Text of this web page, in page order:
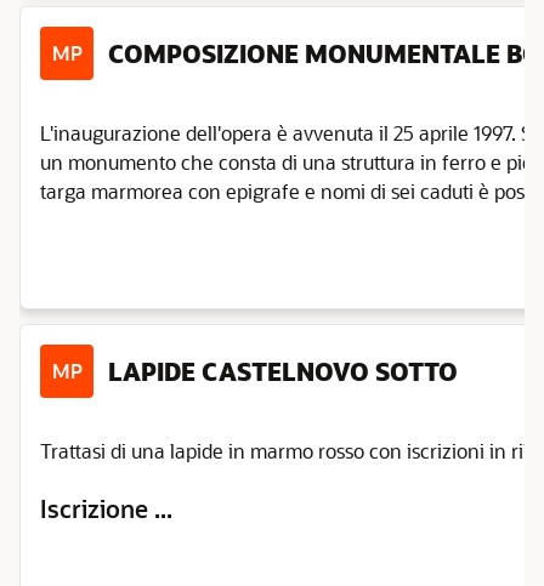
MP COMPOSIZIONE MONUMENTALE
L'inaugurazione dell'opera è avvenuta il 25 aprile 1997.
un monumento che consta di una struttura in ferro e
targa marmorea con epigrafe e nomi di sei caduti è posta
MP LAPIDE CASTELNOVO SOTTO
Trattasi di una lapide in marmo rosso con iscrizioni in
Iscrizione ...